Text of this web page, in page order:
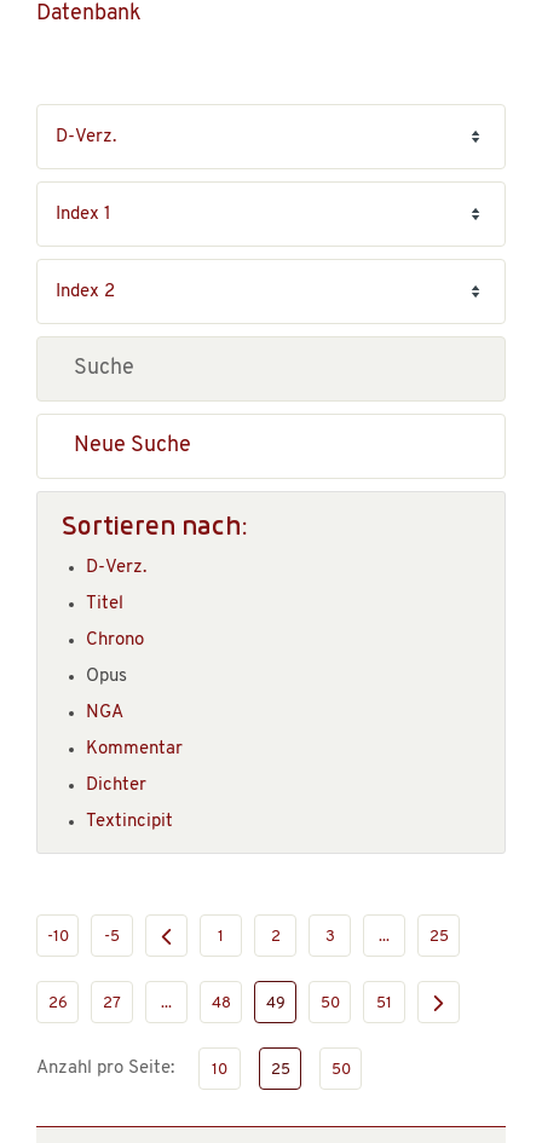
Datenbank
Neue Suche
Sortieren nach:
D-Verz.
Titel
Chrono
Opus
NGA
Kommentar
Dichter
Textincipit
-10 -5 1 2 3 ... 25
26 27 ... 48 49 50 51
Anzahl pro Seite: 10 25 50